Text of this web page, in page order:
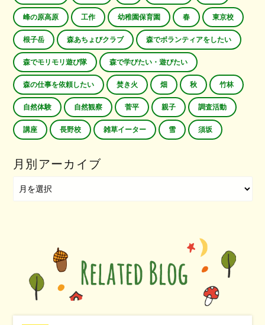
峰の原高原 工作 幼稚園保育園 春 東京校
根子岳 森あちょびクラブ 森でボランティアをしたい
森でモリモリ遊び隊 森で学びたい・遊びたい
森の仕事を依頼したい 焚き火 畑 秋 竹林
自然体験 自然観察 菅平 親子 調査活動
講座 長野校 雑草イーター 雪 須坂
月別アーカイブ